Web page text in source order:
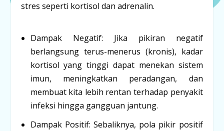
stres seperti kortisol danadrenalin.
Dampak Negatif: Jika pikiran negatif
berlangsung terus-menerus (kronis), kadar
kortisol yang tinggi dapat menekan sistem
imun, meningkatkan peradangan, dan
membuat kita lebih rentan terhadap penyakit
infeksi hingga gangguan jantung.
Dampak Positif: Sebaliknya, pola pikir positif